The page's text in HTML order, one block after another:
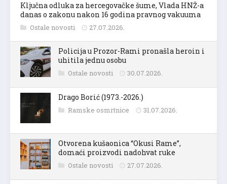
Ključna odluka za hercegovačke šume, Vlada HNŽ-a
danas o zakonu nakon 16 godina pravnog vakuuma
Ostale novosti 27.07.2026.
Policija u Prozor-Rami pronašla heroin i
uhitila jednu osobu
Ostale novosti 30.07.2026.
Drago Borić (1973.-2026.)
Ramske osmrtnice 31.07.2026.
Otvorena kušaonica “Okusi Rame”,
domaći proizvodi nadohvat ruke
Ostale novosti 27.07.2026.